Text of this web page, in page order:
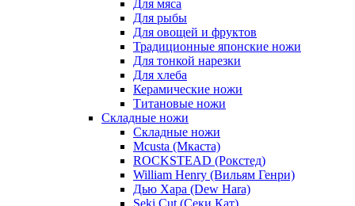
Для мяса
Для рыбы
Для овощей и фруктов
Традиционные японские ножи
Для тонкой нарезки
Для хлеба
Керамические ножи
Титановые ножи
Складные ножи
Складные ножи
Mcusta (Мкаста)
ROCKSTEAD (Рокстед)
William Henry (Вильям Генри)
Дью Хара (Dew Hara)
Seki Cut (Секи Кат)